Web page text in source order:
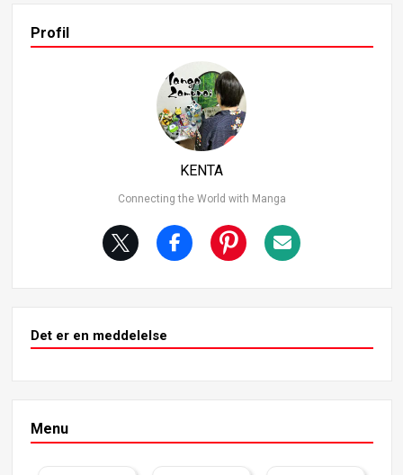
nt til en zombie og få ethvert menneske, der bliver bidt a
f en zombie, til også at blive det. Denne djævel er vigtig, f
ordi den repræsenterer den første djævel, som Denji bes
ejrer, hvilket markerer et afgørende vendepunkt i fortælli
ngen. Motorsavs-djævelen Dette er Denjis forvandlingsf
orm, som aktiveres ved at trække i et startreb, der stikke
Profil
KENTA
Connecting the World with Manga
Det er en meddelelse
Menu